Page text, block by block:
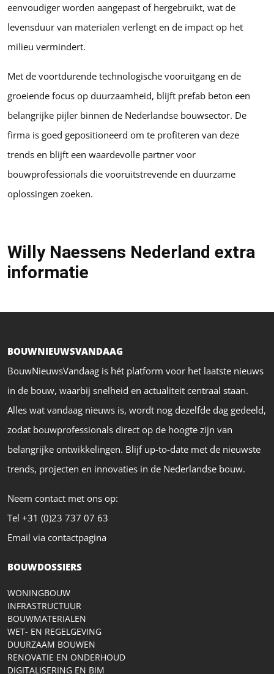
eenvoudiger worden aangepast of hergebruikt, wat de
levensduur van materialen verlengt en de impact op het
milieu vermindert.
Met de voortdurende technologische vooruitgang en de
groeiende focus op duurzaamheid, blijft prefab beton een
belangrijke pijler binnen de Nederlandse bouwsector. De
firma is goed gepositioneerd om te profiteren van deze
trends en blijft een waardevolle partner voor
bouwprofessionals die vooruitstrevende en duurzame
oplossingen zoeken.
Willy Naessens Nederland extra
informatie
BOUWNIEUWSVANDAAG
BouwNieuwsVandaag is hét platform voor het laatste nieuws
in de bouw, waarbij snelheid en actualiteit centraal staan.
Alles wat vandaag nieuws is, wordt nog dezelfde dag gedeeld,
zodat bouwprofessionals direct op de hoogte zijn van
belangrijke ontwikkelingen. Blijf up-to-date met de nieuwste
trends, projecten en innovaties in de Nederlandse bouw.
Neem contact met ons op:
Tel +31 (0)23 737 07 63
Email via contactpagina
BOUWDOSSIERS
WONINGBOUW
INFRASTRUCTUUR
BOUWMATERIALEN
WET- EN REGELGEVING
DUURZAAM BOUWEN
RENOVATIE EN ONDERHOUD
DIGITALISERING EN BIM